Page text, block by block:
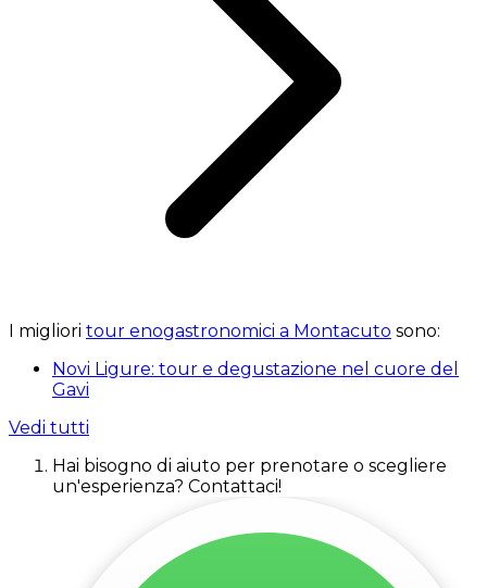
I migliori tour enogastronomici a Montacuto sono:
Novi Ligure: tour e degustazione nel cuore del
Gavi
Vedi tutti
Hai bisogno di aiuto per prenotare o scegliere
un'esperienza? Contattaci!